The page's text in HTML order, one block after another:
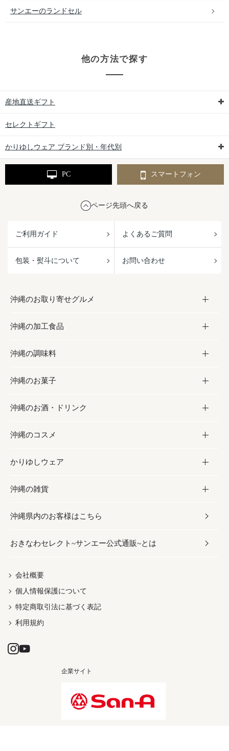
サンエーのランドセル
他の方法で探す
産地直送ギフト
セレクトギフト
かりゆしウェア ブランド別・年代別
PC スマートフォン
ページ先頭へ戻る
ご利用ガイド よくあるご質問
包装・熨斗について お問い合わせ
沖縄のお取り寄せグルメ
お取り寄せグルメ
フルーツ・野菜
お肉
海産物
沖縄の加工食品
加工食品
缶詰／パウチ
沖縄料理
沖縄そば／乾麺
レトルト食品
乾物／粉類
沖縄の調味料
調味料
砂糖／黒砂糖
塩
お酢／ドレッシング
しょうゆ
みそ
だし／スパイス／島唐辛子
沖縄のお菓子
お菓子
黒糖
ちんすこう
伝統菓子
スナック
おつまみ
紅芋
沖縄のお酒・ドリンク
お酒・ドリンク
泡盛
ビール・チューハイ
ワイン・ウィスキー・カクテル
ドリンク
茶葉
沖縄のコスメ
コスメ
スキンケア
ボディケア
ヘアケア
UVケア
かりゆしウェア
かりゆしウェア
メンズ
レディース
沖縄の雑貨
雑貨
沖縄ファッション
伝統工芸品
沖縄県内のお客様はこちら
おきなわセレクト~サンエー公式通販~とは
会社概要
個人情報保護について
特定商取引法に基づく表記
利用規約
企業サイト